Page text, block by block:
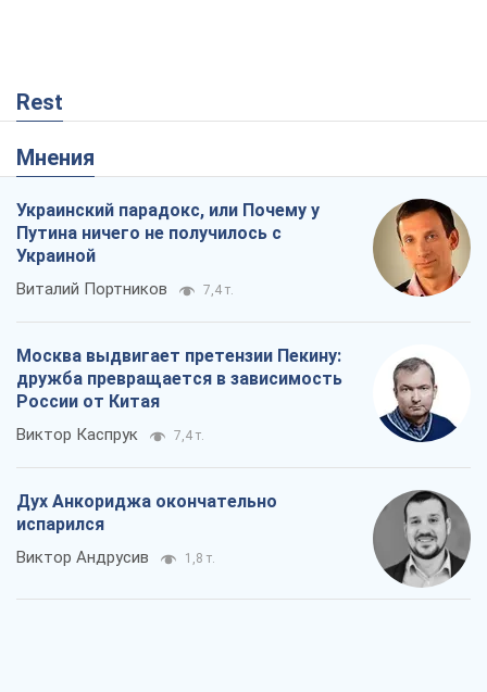
Rest
Мнения
Украинский парадокс, или Почему у
Путина ничего не получилось с
Украиной
Виталий Портников 7,4 т.
Москва выдвигает претензии Пекину:
дружба превращается в зависимость
России от Китая
Виктор Каспрук 7,4 т.
Дух Анкориджа окончательно
испарился
Виктор Андрусив 1,8 т.